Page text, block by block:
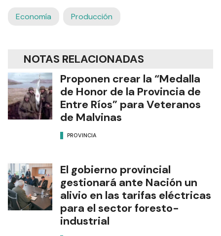
Economía Producción
NOTAS RELACIONADAS
Proponen crear la “Medalla
de Honor de la Provincia de
Entre Ríos” para Veteranos
de Malvinas
PROVINCIA
El gobierno provincial
gestionará ante Nación un
alivio en las tarifas eléctricas
para el sector foresto-
industrial